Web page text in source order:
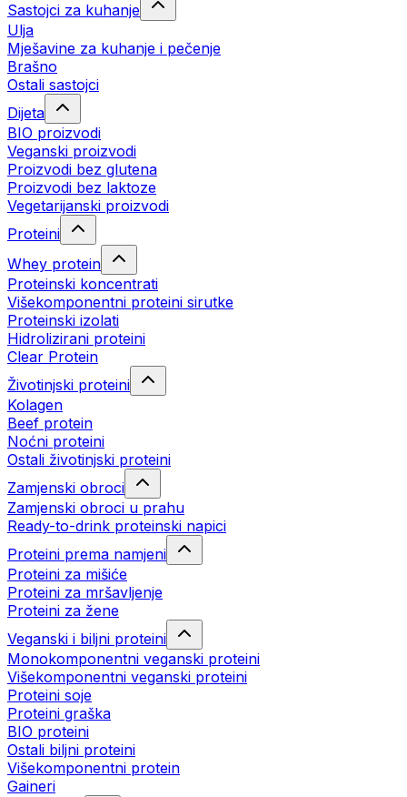
Sastojci za kuhanje
Ulja
Mješavine za kuhanje i pečenje
Brašno
Ostali sastojci
Dijeta
BIO proizvodi
Veganski proizvodi
Proizvodi bez glutena
Proizvodi bez laktoze
Vegetarijanski proizvodi
Proteini
Whey protein
Proteinski koncentrati
Višekomponentni proteini sirutke
Proteinski izolati
Hidrolizirani proteini
Clear Protein
Životinjski proteini
Kolagen
Beef protein
Noćni proteini
Ostali životinjski proteini
Zamjenski obroci
Zamjenski obroci u prahu
Ready-to-drink proteinski napici
Proteini prema namjeni
Proteini za mišiće
Proteini za mršavljenje
Proteini za žene
Veganski i biljni proteini
Monokomponentni veganski proteini
Višekomponentni veganski proteini
Proteini soje
Proteini graška
BIO proteini
Ostali biljni proteini
Višekomponentni protein
Gaineri